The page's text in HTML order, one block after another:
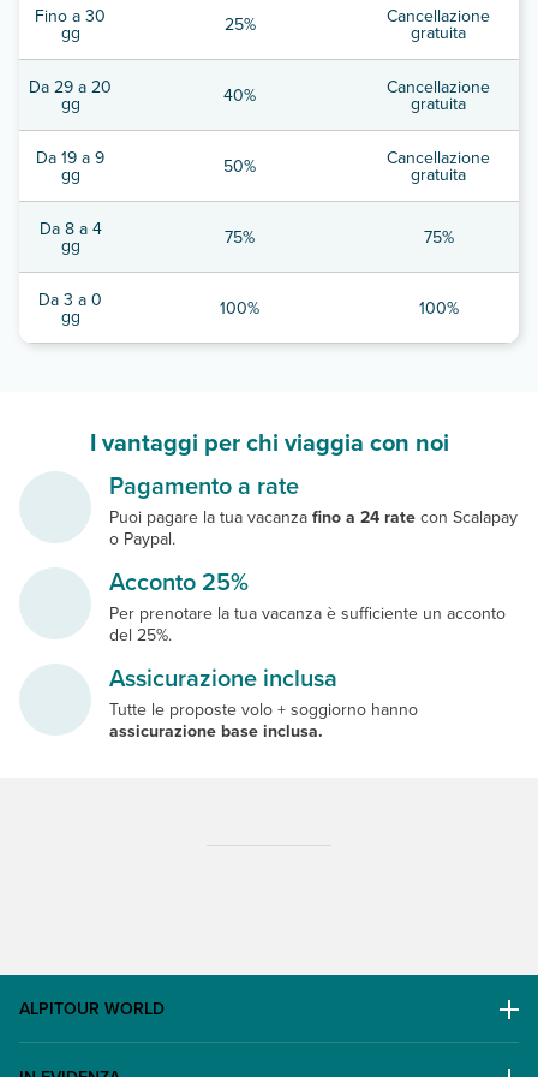
Fino a 30
gg 25% Cancellazione
gratuita
Da 29 a 20
gg 40% Cancellazione
gratuita
Da 19 a 9
gg 50% Cancellazione
gratuita
Da 8 a 4
gg 75% 75%
Da 3 a 0
gg 100% 100%
I vantaggi per chi viaggia con noi
Pagamento a rate
Puoi pagare la tua vacanza fino a 24 rate con Scalapay
o Paypal.
Acconto 25%
Per prenotare la tua vacanza è sufficiente un acconto
del 25%.
Assicurazione inclusa
Tutte le proposte volo + soggiorno hanno
assicurazione base inclusa.
ALPITOUR WORLD